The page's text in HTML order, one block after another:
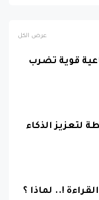
عرض الكل
قوية تضرب
الذكاء
!.. لماذا ؟